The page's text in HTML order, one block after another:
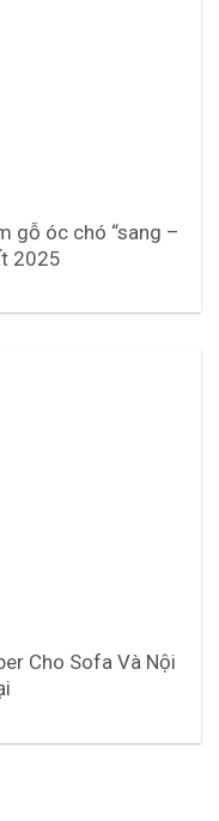
gỗ óc chó “sang –
2025
Cho Sofa Và Nội